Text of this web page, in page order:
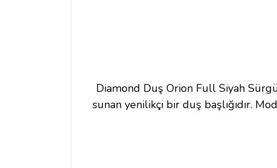
Diamond Duş Orion Full Siyah
sunan yenilikçi bir duş başlığıdır.